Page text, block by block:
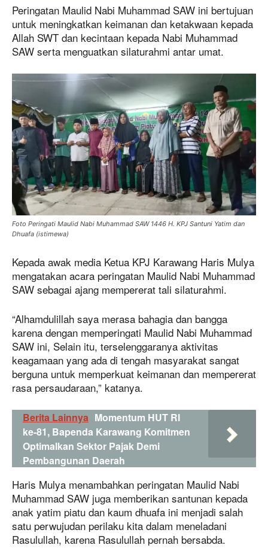
Peringatan Maulid Nabi Muhammad SAW ini bertujuan
untuk meningkatkan keimanan dan ketakwaan kepada
Allah SWT dan kecintaan kepada Nabi Muhammad
SAW serta menguatkan silaturahmi antar umat.
Foto Peringati Maulid Nabi Muhammad SAW 1446 H. KPJ Santuni Yatim dan
Dhuafa (istimewa)
Kepada awak media Ketua KPJ Karawang Haris Mulya
mengatakan acara peringatan Maulid Nabi Muhammad
SAW sebagai ajang mempererat tali silaturahmi.
“Alhamdulillah saya merasa bahagia dan bangga
karena dengan memperingati Maulid Nabi Muhammad
SAW ini, Selain itu, terselenggaranya aktivitas
keagamaan yang ada di tengah masyarakat sangat
berguna untuk memperkuat keimanan dan mempererat
rasa persaudaraan,” katanya.
Berita Lainnya Momentum HUT RI
ke-81, Bapenda Karawang Komitmen
Optimalkan Sektor Pajak Demi
Pembangunan Daerah
Haris Mulya menambahkan peringatan Maulid Nabi
Muhammad SAW juga memberikan santunan kepada
anak yatim piatu dan kaum dhuafa ini menjadi salah
satu perwujudan perilaku kita dalam meneladani
Rasulullah, karena Rasulullah pernah bersabda.